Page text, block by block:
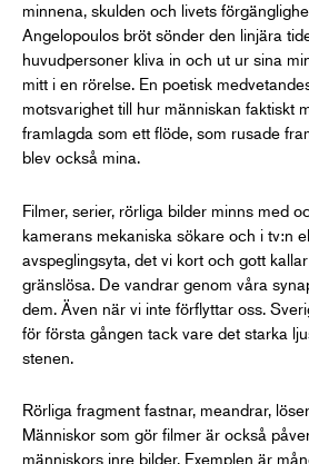
minnena, skulden och livets
Angelopoulos bröt sönder den linjära
huvudpersoner kliva in och ut ur sina
mitt i en rörelse. En poetisk
motsvarighet till hur människan faktiskt
framlagda som ett flöde, som rusade
blev också mina.
Filmer, serier, rörliga bilder minns med
kamerans mekaniska sökare och i tv:n
avspeglingsyta, det vi kort och gott
gränslösa. De vandrar genom våra
dem. Även när vi inte förflyttar oss.
för första gången tack vare det starka
stenen.
Rörliga fragment fastnar, meandrar,
Människor som gör filmer är också
människors inre bilder. Exemplen är